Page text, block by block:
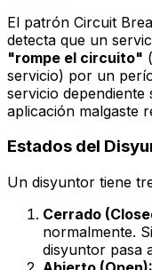
El patrón Circuit
detecta que un
"rompe el circuito"
servicio) por un
servicio
aplicación malgaste
Estados del
Un disyuntor tiene
Cerrado
normalmente.
disyuntor pasa